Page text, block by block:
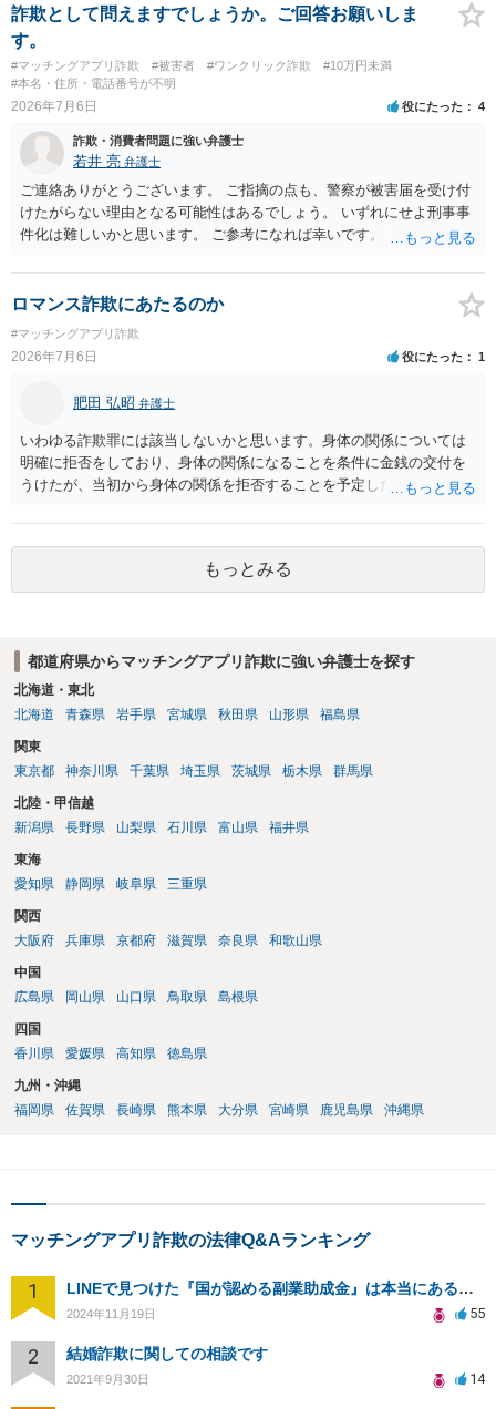
りますが、携帯電話の番号を経由する方法より難しくなります。 身元
を特定した後は、返金の理屈があるかどうかを確認していきます。 基
本的に贈与に該当する場合には返金請求ができません。 詐欺を含め、
当方に返金の理屈があるかどうかを確認していきます。 さらに、渡し
た金額について、裏付けがあるかどうかも精査します。 上記を経て、
からスタートすることになるでしょう。 ご理解のとおり、詐欺である
ことの立証は簡単ではありません。 刑事事件化が出来るのであれば、
返金交渉で有利になる可能性がありますが、民事上の詐欺の立証以上
に難しいところがあります。 こちらについては、一度、最寄りの警察
署に被害相談をするようにしてください。 具体的な見通しに関して
良いかと思います。
詐欺として問えますでしょうか。ご回答お願いしま
す。
#マッチングアプリ詐欺 #被害者 #ワンクリック詐欺
#10万円未満
#本名・住所・電話番号が不明
2026年7月6日 役にたった 4
詐欺・消費者問題に強い弁護士
若井 亮 弁護士
ご連絡ありがとうございます。 ご指摘の点も、警察が被害届を受け付
けたがらない理由となる可能性はあるでしょう。 いずれにせよ刑事事
件化は難しいかと思います。 ご参考になれば幸いです。
ロマンス詐欺にあたるのか
#マッチングアプリ詐欺
2026年7月6日 役にたった 1
肥田 弘昭 弁護士
いわゆる詐欺罪には該当しないかと思います。身体の関係については
明確に拒否をしており、身体の関係になることを条件に金銭の交付を
うけたが、当初から身体の関係を拒否することを予定した等相手を錯
欲しいこと身体の関係は拒否と嘘偽りなく相手に伝えた上で相手もそ
れを前提に金銭交付していますので、ロマンス詐欺には該当しないか
と思います。ご参考にしてください。
もっとみる
都道府県からマッチングアプリ詐欺に強い弁護士を探す
北海道・東北
北海道
青森県 岩手県 宮城県 秋田県 山形県 福島県
関東
東京都
神奈川県 千葉県 埼玉県 茨城県 栃木県 群馬県
北陸・甲信越
新潟県
長野県 山梨県 石川県 富山県 福井県
東海
愛知県
静岡県 岐阜県 三重県
関西
大阪府
兵庫県 京都府 滋賀県 奈良県 和歌山県
中国
広島県
岡山県 山口県 鳥取県 島根県
四国
香川県
愛媛県 高知県 徳島県
九州・沖縄
福岡県
佐賀県 長崎県 熊本県 大分県 宮崎県 鹿児島県 沖縄県
マッチングアプリ詐欺の法律Q&Aランキング
1 LINEで見つけた『国が認める副業助成金』は本当にあるのですか？今それで訴えられそうでどうすれば？
2024年11月19日 55
2 結婚詐欺に関しての相談です
2021年9月30日 14